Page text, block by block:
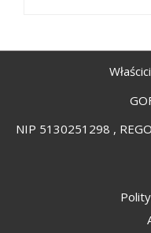
NIP 5130251298 ,